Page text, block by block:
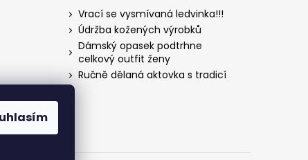
Vrací se vysmívaná ledvinka!!!
Údržba kožených výrobků
Dámský opasek podtrhne
celkový outfit ženy
Ručně dělaná aktovka s tradicí